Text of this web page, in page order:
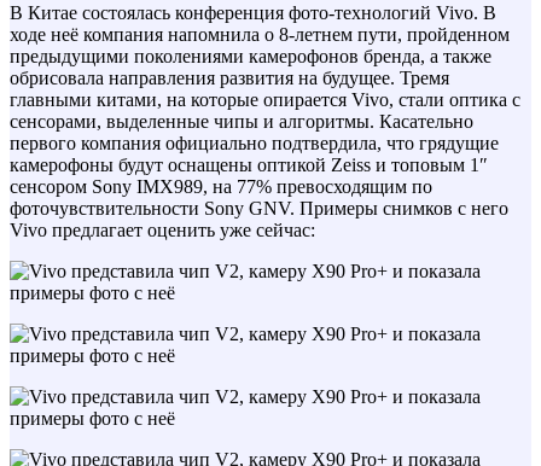
В Китае состоялась конференция фото-технологий Vivo. В
ходе неё компания напомнила о 8-летнем пути, пройденном
предыдущими поколениями камерофонов бренда, а также
обрисовала направления развития на будущее. Тремя
главными китами, на которые опирается Vivo, стали оптика с
сенсорами, выделенные чипы и алгоритмы. Касательно
первого компания официально подтвердила, что грядущие
камерофоны будут оснащены оптикой Zeiss и топовым 1″
сенсором Sony IMX989, на 77% превосходящим по
фоточувствительности Sony GNV. Примеры снимков с него
Vivo предлагает оценить уже сейчас: